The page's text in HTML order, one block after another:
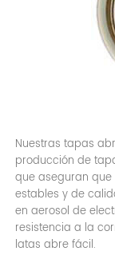
Nuestras tapas
producción de
que aseguran
estables y de
en aerosol de
resistencia a la
latas abre fácil.